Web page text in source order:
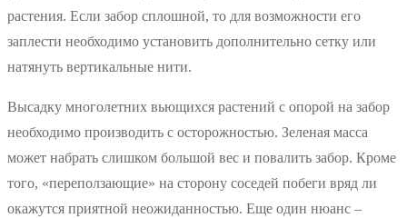
растения. Если забор сплошной, то для возможности его
заплести необходимо установить дополнительно сетку или
натянуть вертикальные нити.
Высадку многолетних вьющихся растений с опорой на забор
необходимо производить с осторожностью. Зеленая масса
может набрать слишком большой вес и повалить забор. Кроме
того, «переползающие» на сторону соседей побеги вряд ли
окажутся приятной неожиданностью. Еще один нюанс –